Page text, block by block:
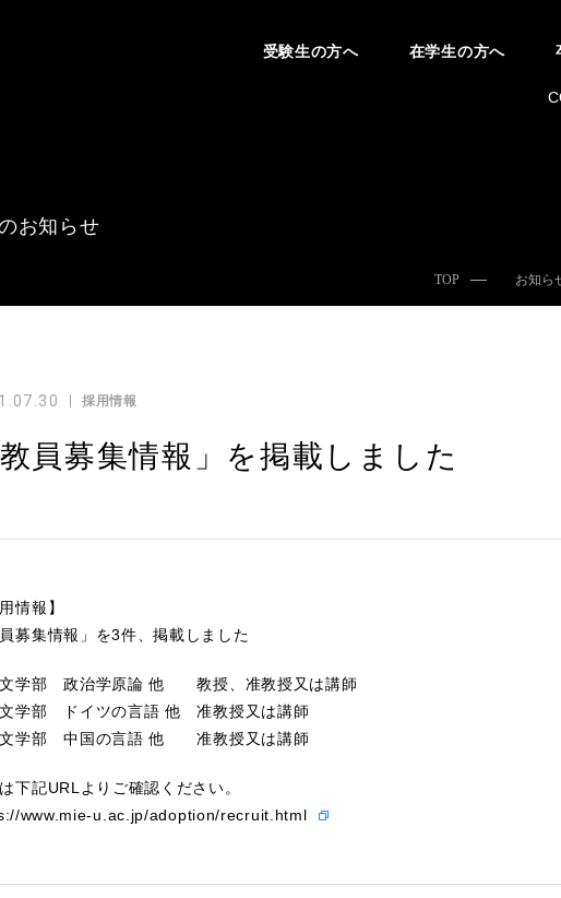
受験生の方へ 在学生の方へ
お知らせ
TOP お知ら
採用情報
教員募集情報」を掲載しました
情報】
員募集情報」を3件、掲載しました
文学部 政治学原論 他 教授、准教授又は講師
文学部 ドイツの言語 他 准教授又は講師
文学部 中国の言語 他 准教授又は講師
下記URLよりご確認ください。
www.mie-u.ac.jp/adoption/recruit.html